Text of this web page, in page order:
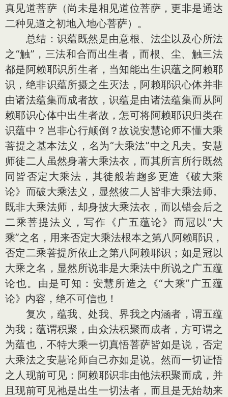
真见道菩萨（尚未是相见道位菩萨，更非是通达
二种见道之初地入地心菩萨）。
总结：识蕴既然是由意根、法尘以及心所法
之“触”，三法和合而出生者，而根、尘、触三法
都是阿赖耶识所生者，当知能出生识蕴之阿赖耶
识，绝非识蕴所摄之生灭法，阿赖耶识心体并非
由诸法蕴集而成者故，识蕴是由诸法蕴集而从阿
赖耶识心体中出生者故，怎可将阿赖耶识归类在
识蕴中？岂非心行颠倒？故说安慧论师不懂大乘
菩提之基本法义，名为“大乘法”中之凡夫。安慧
师徒二人虽然身著大乘法衣，而其所言所行既然
同皆否定大乘法，其徒般若趜多更造《破大乘
论》而破大乘法义，显然彼二人皆非大乘法师。
既非大乘法师，却身披大乘法衣，而以错会后之
二乘菩提法义，写作《广五蕴论》而冠以“大
乘”之名，用来否定大乘法根本之第八阿赖耶识，
否定二乘菩提所依止之第八阿赖耶识；如是冠以
大乘之名，显然所说非是大乘法中所说之广五蕴
论也。由是可知：安慧所造之《“大乘”广五蕴
论》内容，绝不可信也！
复次，蕴我、处我、界我之内涵者，谓五蕴
为我；蕴谓积聚，由众法积聚而成者，方可谓之
为蕴也，不特大乘一切真悟菩萨皆如是说，否定
大乘法之安慧论师自己亦如是说。然而一切证悟
之人现前可见：阿赖耶识非由他法积聚而成，并
且现前可见祂是出生一切法者，而且是无始劫来